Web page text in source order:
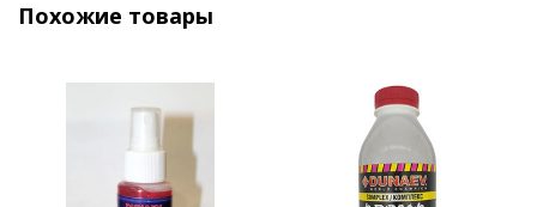
Похожие товары